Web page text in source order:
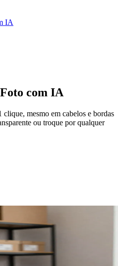
IA
com IA
mesmo em cabelos e bordas
ou troque por qualquer